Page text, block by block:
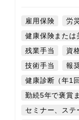
雇用保険
労
健康保険または
残業手当
資
技術手当
報
健康診断（年1回
勤続5年で褒賞
セミナー、ステ